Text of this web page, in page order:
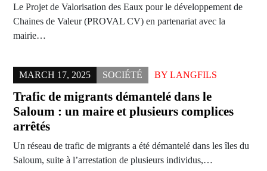
Le Projet de Valorisation des Eaux pour le développement de
Chaines de Valeur (PROVAL CV) en partenariat avec la
mairie…
MARCH 17, 2025 SOCIÉTÉ BY LANGFILS
Trafic de migrants démantelé dans le
Saloum : un maire et plusieurs complices
arrêtés
Un réseau de trafic de migrants a été démantelé dans les îles du
Saloum, suite à l’arrestation de plusieurs individus,…